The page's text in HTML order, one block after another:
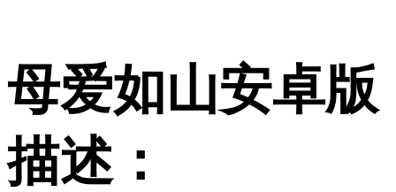
母爱如山安卓版
描述：